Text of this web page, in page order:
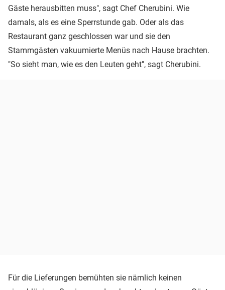
Gäste herausbitten muss", sagt Chef Cherubini. Wie
damals, als es eine Sperrstunde gab. Oder als das
Restaurant ganz geschlossen war und sie den
Stammgästen vakuumierte Menüs nach Hause brachten.
"So sieht man, wie es den Leuten geht", sagt Cherubini.
Für die Lieferungen bemühten sie nämlich keinen